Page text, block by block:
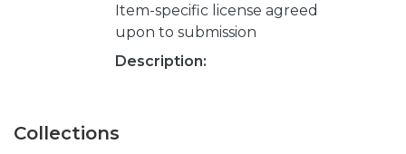
Item-specific license agreed
upon to submission
Description:
Collections